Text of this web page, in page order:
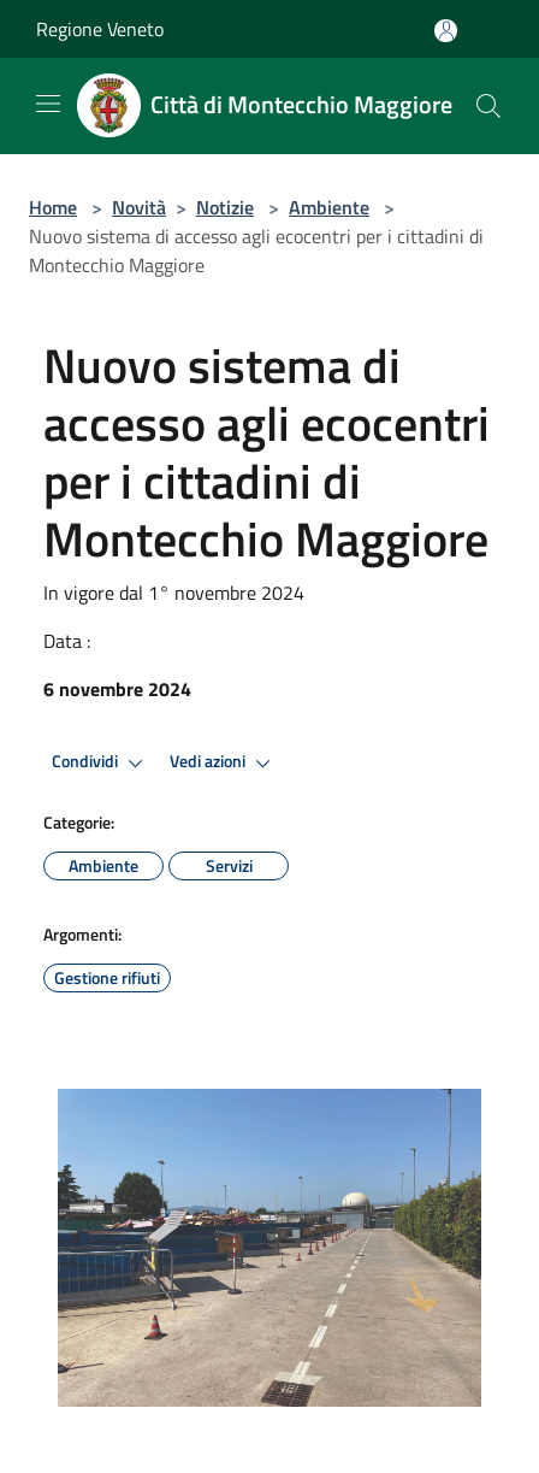
Regione Veneto
Città di Montecchio Maggiore
Home > Novità > Notizie > Ambiente >
Nuovo sistema di accesso agli ecocentri per i cittadini di
Montecchio Maggiore
Nuovo sistema di
accesso agli ecocentri
per i cittadini di
Montecchio Maggiore
In vigore dal 1° novembre 2024
Data :
6 novembre 2024
Condividi Vedi azioni
Categorie:
Ambiente
Servizi
Argomenti:
Gestione rifiuti